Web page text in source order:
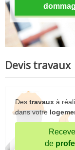
Devis travaux
Des travaux à
dans votre
de